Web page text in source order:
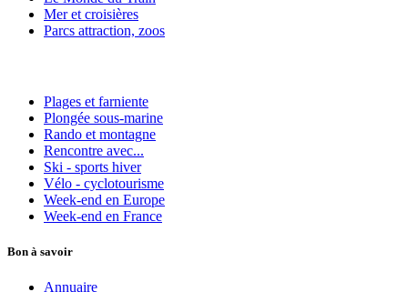
Mer et croisières
Parcs attraction, zoos
Plages et farniente
Plongée sous-marine
Rando et montagne
Rencontre avec...
Ski - sports hiver
Vélo - cyclotourisme
Week-end en Europe
Week-end en France
Bon à savoir
Annuaire